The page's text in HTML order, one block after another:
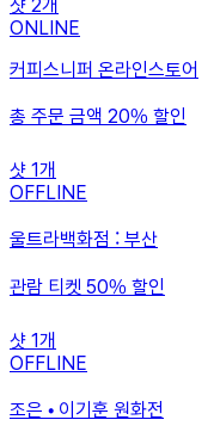
샷 2개
ONLINE
커피스니퍼 온라인스토어
총 주문 금액 20% 할인
샷 1개
OFFLINE
울트라백화점 : 부산
관람 티켓 50% 할인
샷 1개
OFFLINE
조은 • 이기훈 원화전